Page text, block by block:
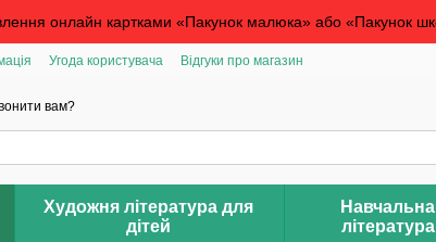
онлайн картками «Пакунок малюка» або «Пакунок
Угода користувача Відгуки про магазин
вам?
Художня література для
дітей
Навчальна
література